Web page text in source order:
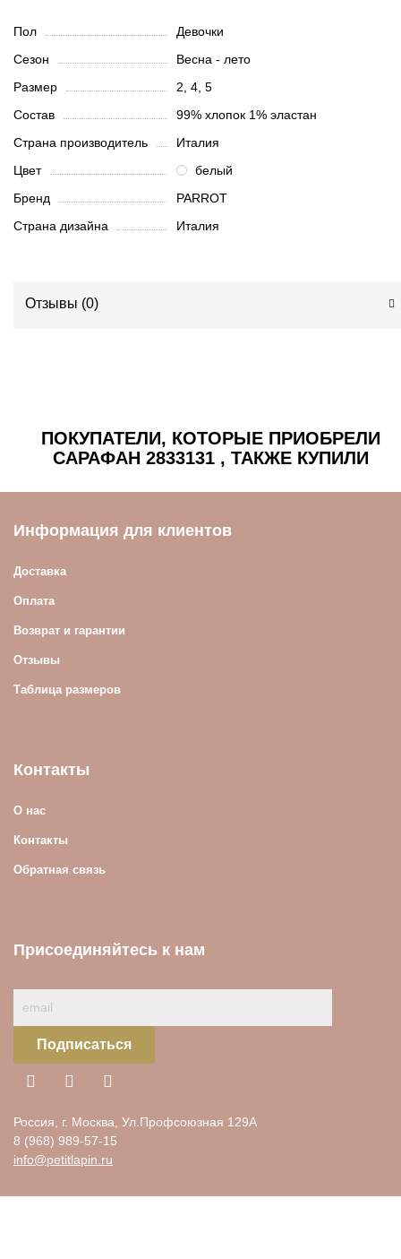
Пол
Девочки
Сезон
Весна - лето
Размер
2, 4, 5
Состав
99% хлопок 1% эластан
Страна производитель
Италия
Цвет
белый
Бренд
PARROT
Страна дизайна
Италия
Отзывы (0)
ПОКУПАТЕЛИ, КОТОРЫЕ ПРИОБРЕЛИ
САРАФАН 2833131 , ТАКЖЕ КУПИЛИ
Информация для клиентов
Доставка
Оплата
Возврат и гарантии
Отзывы
Таблица размеров
Контакты
О нас
Контакты
Обратная связь
Присоединяйтесь к нам
Подписаться
Россия, г. Москва, Ул.Профсоюзная 129А
8 (968) 989-57-15
info@petitlapin.ru